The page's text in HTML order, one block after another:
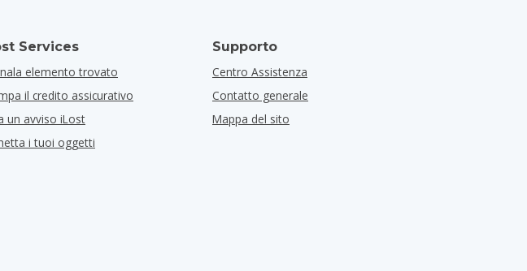
Services
elemento trovato
il credito assicurativo
un avviso iLost
i tuoi oggetti
Supporto
Centro Assistenza
Contatto generale
Mappa del sito